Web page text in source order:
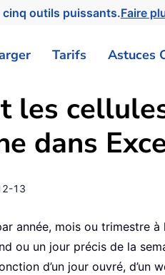
outils puissants.Faire
Tarifs Astuces
les
dans
13
année, mois ou trimestre
ou un jour précis de la
d’un jour ouvré, d’un